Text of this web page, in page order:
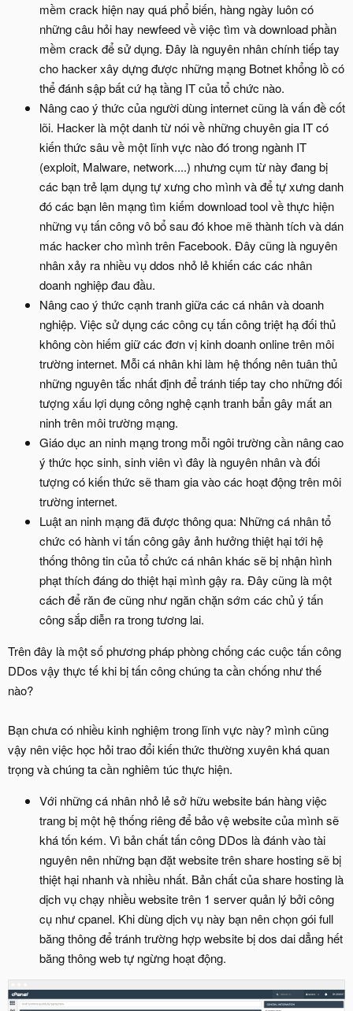
mềm crack hiện nay quá phổ biến, hàng ngày luôn có
những câu hỏi hay newfeed về việc tìm và download phần
mềm crack để sử dụng. Đây là nguyên nhân chính tiếp tay
cho hacker xây dựng được những mạng Botnet khổng lồ có
thể đánh sập bất cứ hạ tầng IT của tổ chức nào.
Nâng cao ý thức của người dùng internet cũng là vấn đề cốt
lõi. Hacker là một danh từ nói về những chuyên gia IT có
kiến thức sâu về một lĩnh vực nào đó trong ngành IT
(exploit, Malware, network....) nhưng cụm từ này đang bị
các bạn trẻ lạm dụng tự xưng cho mình và để tự xưng danh
đó các bạn lên mạng tìm kiếm download tool về thực hiện
những vụ tấn công vô bổ sau đó khoe mẽ thành tích và dán
mác hacker cho mình trên Facebook. Đây cũng là nguyên
nhân xảy ra nhiều vụ ddos nhỏ lẻ khiến các các nhân
doanh nghiệp đau đầu.
Nâng cao ý thức cạnh tranh giữa các cá nhân và doanh
nghiệp. Việc sử dụng các công cụ tấn công triệt hạ đối thủ
không còn hiếm giữ các đơn vị kinh doanh online trên môi
trường internet. Mỗi cá nhân khi làm hệ thống nên tuân thủ
những nguyên tắc nhất định để tránh tiếp tay cho những đối
tượng xấu lợi dụng công nghệ cạnh tranh bẩn gây mất an
ninh trên môi trường mạng.
Giáo dục an ninh mạng trong mỗi ngôi trường cần nâng cao
ý thức học sinh, sinh viên vì đây là nguyên nhân và đối
tượng có kiến thức sẽ tham gia vào các hoạt động trên môi
trường internet.
Luật an ninh mạng đã được thông qua: Những cá nhân tổ
chức có hành vi tấn công gây ảnh hưởng thiệt hại tới hệ
thống thông tin của tổ chức cá nhân khác sẽ bị nhận hình
phạt thích đáng do thiệt hại mình gậy ra. Đây cũng là một
cách để răn đe cũng như ngăn chặn sớm các chủ ý tấn
công sắp diễn ra trong tương lai.
Trên đây là một số phương pháp phòng chống các cuộc tấn công
DDos vậy thực tế khi bị tấn công chúng ta cần chống như thế
nào?
Bạn chưa có nhiều kinh nghiệm trong lĩnh vực này? mình cũng
vậy nên việc học hỏi trao đổi kiến thức thường xuyên khá quan
trọng và chúng ta cần nghiêm túc thực hiện.
Với những cá nhân nhỏ lẻ sở hữu website bán hàng việc
trang bị một hệ thống riêng để bảo vệ website của mình sẽ
khá tốn kém. Vì bản chất tấn công DDos là đánh vào tài
nguyên nên những bạn đặt website trên share hosting sẽ bị
thiệt hại nhanh và nhiều nhất. Bản chất của share hosting là
dịch vụ chạy nhiều website trên 1 server quản lý bởi công
cụ như cpanel. Khi dùng dịch vụ này bạn nên chọn gói full
băng thông để tránh trường hợp website bị dos dai dẳng hết
băng thông web tự ngừng hoạt động.